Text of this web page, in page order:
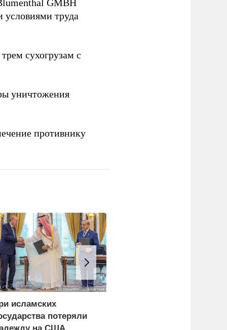
GMBH
условиями труда
сухогрузам с
уничтожения
противнику
исламских
потеряли